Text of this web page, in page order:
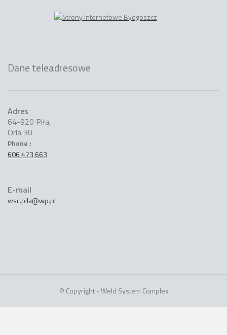
Dane teleadresowe
Adres
64-920 Piła,
Orla 30
Phone :
606 473 663
E-mail
wsc.pila@wp.pl
© Copyright - Weld System Complex